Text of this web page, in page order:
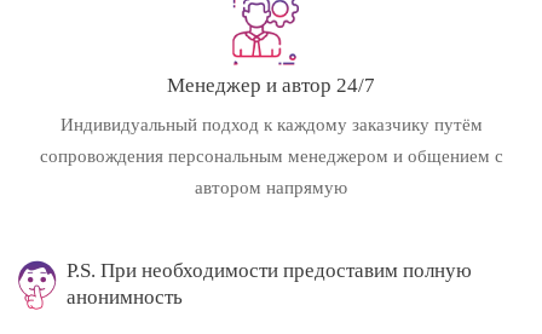
Менеджер и автор 24/7
Индивидуальный подход к каждому заказчику путём
сопровождения персональным менеджером и общением с
автором напрямую
P.S. При необходимости предоставим полную
анонимность